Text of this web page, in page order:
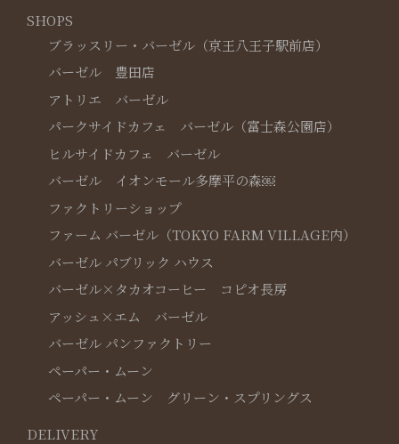
SHOPS
ブラッスリー・バーゼル（京王八王子駅前店）
バーゼル 豊田店
アトリエ バーゼル
パークサイドカフェ バーゼル（富士森公園店）
ヒルサイドカフェ バーゼル
バーゼル イオンモール多摩平の森￼
ファクトリーショップ
ファーム バーゼル（TOKYO FARM VILLAGE内）
バーゼル パブリック ハウス
バーゼル×タカオコーヒー コピオ長房
アッシュ×エム バーゼル
バーゼル パンファクトリー
ペーパー・ムーン
ペーパー・ムーン グリーン・スプリングス
DELIVERY